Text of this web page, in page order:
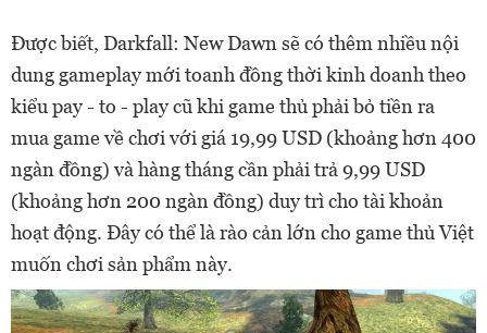
Được biết, Darkfall: New Dawn sẽ có thêm nhiều nội
dung gameplay mới toanh đồng thời kinh doanh theo
kiểu pay - to - play cũ khi game thủ phải bỏ tiền ra
mua game về chơi với giá 19,99 USD (khoảng hơn 400
ngàn đồng) và hàng tháng cần phải trả 9,99 USD
(khoảng hơn 200 ngàn đồng) duy trì cho tài khoản
hoạt động. Đây có thể là rào cản lớn cho game thủ Việt
muốn chơi sản phẩm này.